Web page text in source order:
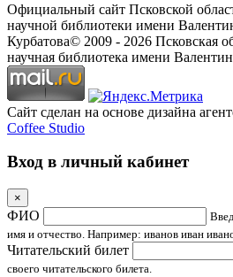
Официальный сайт Псковской
научной библиотеки имени
Курбатова© 2009 - 2026 Псковская
научная библиотека имени
Сайт сделан на основе дизайна
Coffee Studio
Вход в личный кабинет
×
ФИО
имя и отчество. Например: иванов иван
Читательский билет
своего читательского билета.